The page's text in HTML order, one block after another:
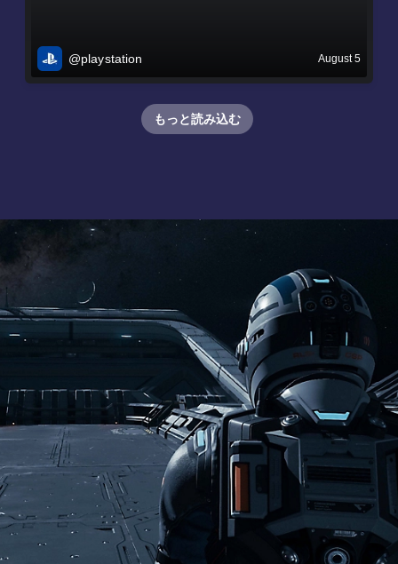
@playstation August 5
もっと読み込む